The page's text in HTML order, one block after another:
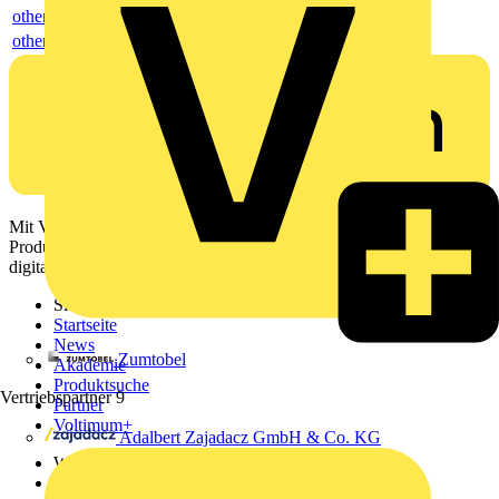
Zumtobel
Vertriebspartner 9
Adalbert Zajadacz GmbH & Co. KG
others
others
Mit Voltimum erhalten Elektrofachkräfte Zugang zu Branchennews,
Produktinformationen, Schulungen und Tools – alles auf einer
digitalen Plattform und Community.
Sitemap
Startseite
News
Akademie
Produktsuche
Partner
Voltimum+
Weitere Links